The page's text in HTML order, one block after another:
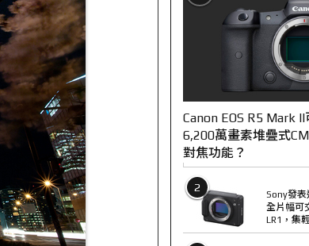
Canon EOS R5 Mark
6,200萬畫素堆疊式
對焦功能？
2
Sony發
全片幅可
LR1，集